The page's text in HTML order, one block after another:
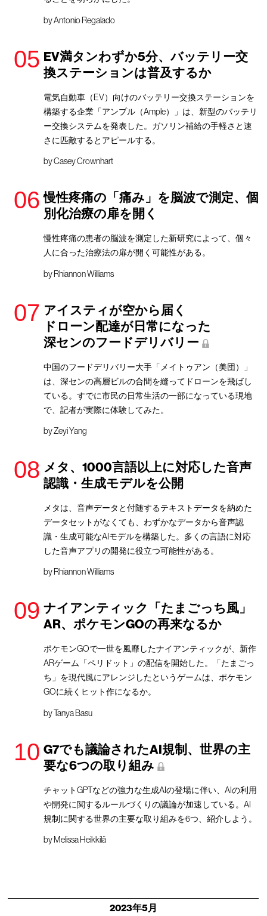
byAntonio Regalado
EV満タンわずか5分、バッテリー交
換ステーションは普及するか
電気自動車（EV）向けのバッテリー交換ステーションを
構築する企業「アンプル（Ample）」は、新型のバッテリ
ー交換システムを発表した。ガソリン補給の手軽さと速
さに匹敵するとアピールする。
byCasey Crownhart
慢性疼痛の「痛み」を脳波で測定、個
別化治療の扉を開く
慢性疼痛の患者の脳波を測定した新研究によって、個々
人に合った治療法の扉が開く可能性がある。
byRhiannon Williams
アイスティが空から届く
ドローン配達が日常になった
深センのフードデリバリー
中国のフードデリバリー大手「メイトゥアン（美団）」
は、深センの高層ビルの合間を縫ってドローンを飛ばし
ている。すでに市民の日常生活の一部になっている現地
で、記者が実際に体験してみた。
byZeyi Yang
メタ、1000言語以上に対応した音声
認識・生成モデルを公開
メタは、音声データと付随するテキストデータを納めた
データセットがなくても、わずかなデータから音声認
識・生成可能なAIモデルを構築した。多くの言語に対応
した音声アプリの開発に役立つ可能性がある。
byRhiannon Williams
ナイアンティック「たまごっち風」
AR、ポケモンGOの再来なるか
ポケモンGOで一世を風靡したナイアンティックが、新作
ARゲーム「ペリドット」の配信を開始した。「たまごっ
ち」を現代風にアレンジしたというゲームは、ポケモン
GOに続くヒット作になるか。
byTanya Basu
G7でも議論されたAI規制、世界の主
要な6つの取り組み
チャットGPTなどの強力な生成AIの登場に伴い、AIの利用
や開発に関するルールづくりの議論が加速している。AI
規制に関する世界の主要な取り組みを6つ、紹介しよう。
byMelissa Heikkilä
2023年5月